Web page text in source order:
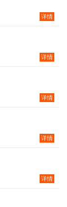
详情
详情
详情
详情
详情